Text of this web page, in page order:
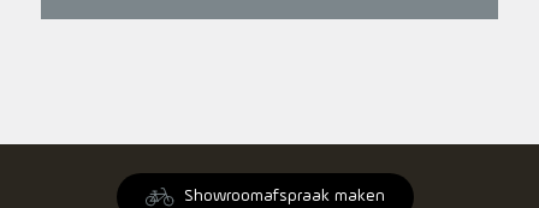
Showroomafspraak maken